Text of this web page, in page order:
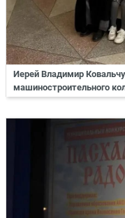
Иерей Владимир
машиностроительного